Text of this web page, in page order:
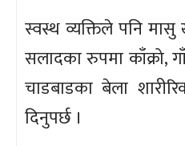
स्वस्थ व्यक्तिले पनि मासु
सलादका रुपमा काँक्रो,
चाडबाडका बेला
दिनुपर्छ ।